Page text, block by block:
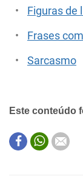
Figuras de
Frases
Sarcasmo
Este conteúdo